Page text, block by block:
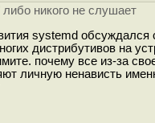
никого не слушает
systemd обсуждался
дистрибутивов на
почему все из-за
личную ненависть